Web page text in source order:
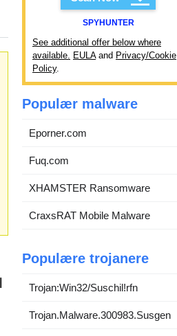
SPYHUNTER
See additional offer below where
available. EULAand Privacy/Cookie
Policy.
Populær malware
Eporner.com
Fuq.com
XHAMSTER Ransomware
CraxsRAT Mobile Malware
Populære trojanere
Trojan:Win32/Suschil!rfn
Trojan.Malware.300983.Susgen